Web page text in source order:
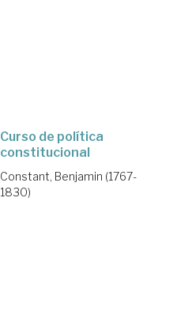
Curso de política
constitucional
Constant, Benjamin (1767-
1830)